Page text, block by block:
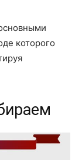
которого